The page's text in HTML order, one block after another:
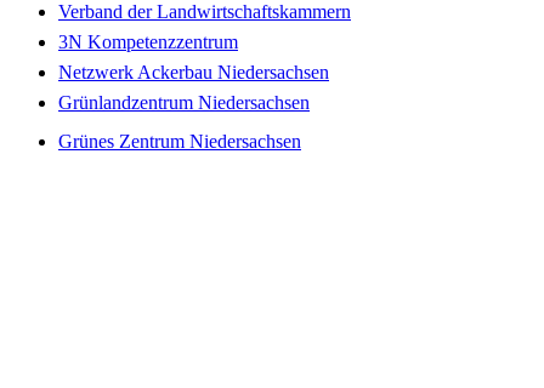
Verband der Landwirtschaftskammern
3N Kompetenzzentrum
Netzwerk Ackerbau Niedersachsen
Grünlandzentrum Niedersachsen
Grünes Zentrum Niedersachsen